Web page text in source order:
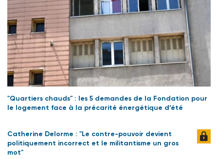
"Quartiers chauds" : les 5 demandes de la Fondation pour
le logement face à la précarité énergétique d’été
Catherine Delorme : "Le contre-pouvoir devient
politiquement incorrect et le militantisme un gros
mot"